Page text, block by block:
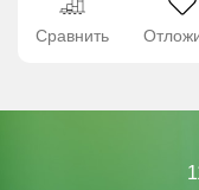
Сравнить